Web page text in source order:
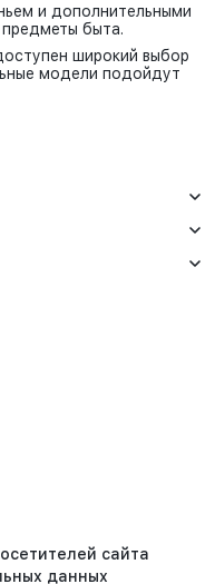
и дополнительными
быта.
широкий выбор
модели подойдут
сайта
данных